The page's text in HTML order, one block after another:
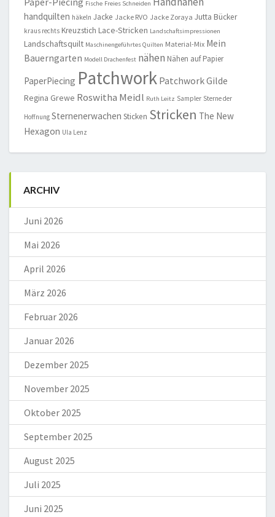
Fische Freies Schneiden
handquilten häkeln Jacke Jacke RVO Jacke Zoraya Jutta Bücker
kraus rechts Kreuzstich Lace-Stricken Landschaftsimpressionen
Landschaftsquilt Maschinengeführtes Quilten Material-Mix Mein
Bauerngarten Modell Drachenfest nähen Nähen auf Papier
PaperPiecing Patchwork Patchwork Gilde
Regina Grewe Roswitha Meidl Ruth Leitz Sampler Sterne der
Hoffnung Sternenerwachen Sticken Stricken The New
Hexagon Ula Lenz
ARCHIV
Juni 2026
Mai 2026
April 2026
März 2026
Februar 2026
Januar 2026
Dezember 2025
November 2025
Oktober 2025
September 2025
August 2025
Juli 2025
Juni 2025